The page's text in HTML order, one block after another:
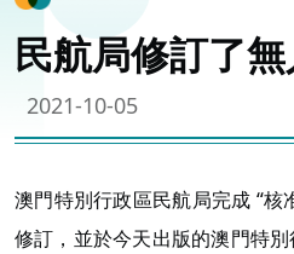
民航局修訂了
2021-10-05
澳門特別行政區民航局完成 “核
修訂，並於今天出版的澳門特